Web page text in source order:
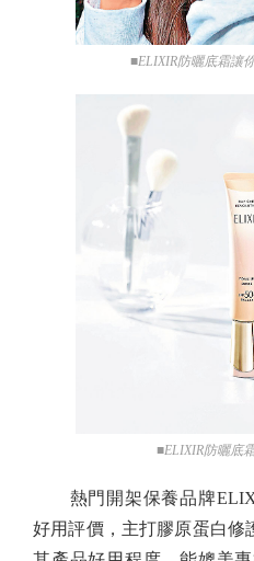
■ELIXIR防曬底霜讓
■ELIXIR防曬底
熱門開架保養品牌
好用評價，主打膠原蛋白修